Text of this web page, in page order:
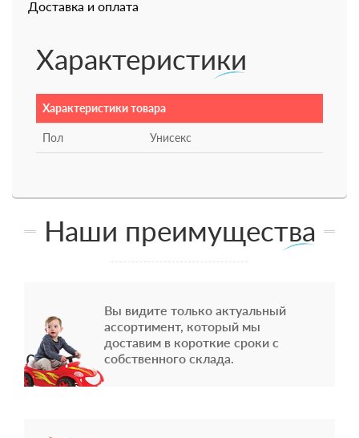
Доставка и оплата
Характеристики
Характеристики товара
Пол Унисекс
Наши преимущества
Вы видите только актуальный
ассортимент, который мы
доставим в короткие сроки с
собственного склада.